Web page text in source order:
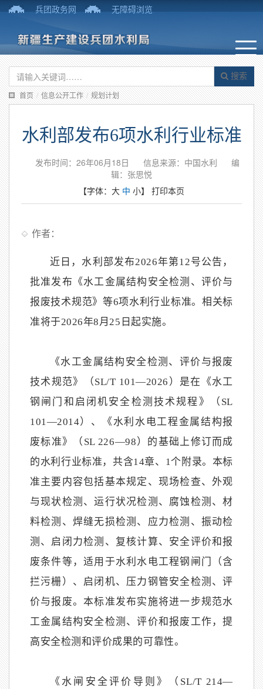
兵团政务网 无障碍浏览
搜索
首页 / 信息公开工作 / 规划计划
水利部发布6项水利行业标准
发布时间：26年06月18日 信息来源：中国水利
编
辑：张思悦
【字体： 大 中 小】 打印本页
作者：
近日，水利部发布2026年第12号公告，
批准发布《水工金属结构安全检测、评价与
报废技术规范》等6项水利行业标准。相关标
准将于2026年8月25日起实施。
《水工金属结构安全检测、评价与报废
技术规范》（SL/T 101—2026）是在《水工
钢闸门和启闭机安全检测技术规程》（SL
101—2014）、《水利水电工程金属结构报
废标准》（SL 226—98）的基础上修订而成
的水利行业标准，共含14章、1个附录。本标
准主要内容包括基本规定、现场检查、外观
与现状检测、运行状况检测、腐蚀检测、材
料检测、焊缝无损检测、应力检测、振动检
测、启闭力检测、复核计算、安全评价和报
废条件等，适用于水利水电工程钢闸门（含
拦污栅）、启闭机、压力钢管安全检测、评
价与报废。本标准发布实施将进一步规范水
工金属结构安全检测、评价和报废工作，提
高安全检测和评价成果的可靠性。
《水闸安全评价导则》（SL/T 214—